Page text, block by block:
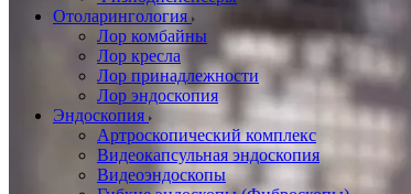
Отоларингология
Лор комбайны
Лор кресла
Лор принадлежности
Лор эндоскопия
Эндоскопия
Артроскопический комплекс
Видеокапсульная эндоскопия
Видеоэндоскопы